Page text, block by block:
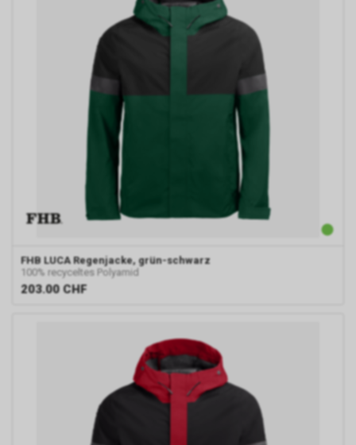
FHB LUCA Regenjacke, grün-schwarz
100% recyceltes Polyamid
203.00 CHF